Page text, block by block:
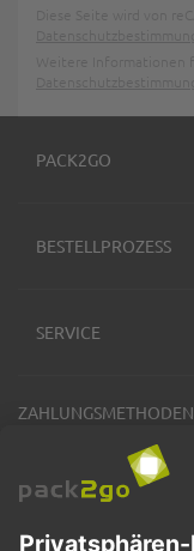
PACK2GO
BESTELLPROZESS
SERVICE
ZAHLUNGSMETHODEN